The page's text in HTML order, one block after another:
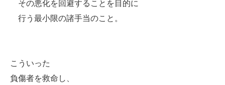
その悪化を回避することを目的に
行う最小限の諸手当のこと。
こういった
負傷者を救命し、